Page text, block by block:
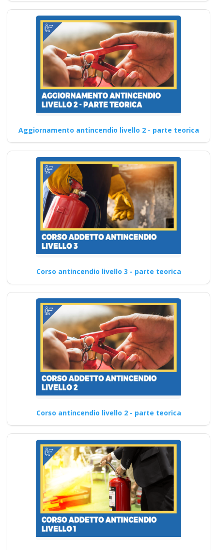
Aggiornamento antincendio livello 2 - parte teorica
Corso antincendio livello 3 - parte teorica
Corso antincendio livello 2 - parte teorica